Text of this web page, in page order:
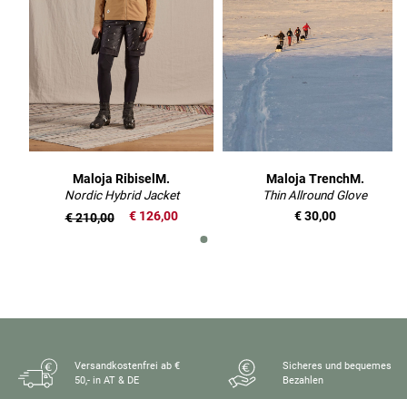
Maloja RibiselM.
Nordic Hybrid Jacket
€ 126,00
€ 210,00
Maloja TrenchM.
Thin Allround Glove
€ 30,00
Versandkostenfrei ab €
50,- in AT & DE
Sicheres und bequemes
Bezahlen